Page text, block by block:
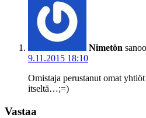
Nimetön
9.11.2015 18:10
Omistaja perustanut omat
itseltä…;=)
Vastaa